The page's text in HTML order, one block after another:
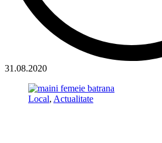
31.08.2020
Local, Actualitate